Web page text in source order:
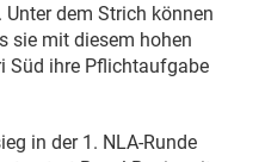
dem Strich können
sie mit diesem hohen
Süd ihre Pflichtaufgabe
in der 1. NLA-Runde